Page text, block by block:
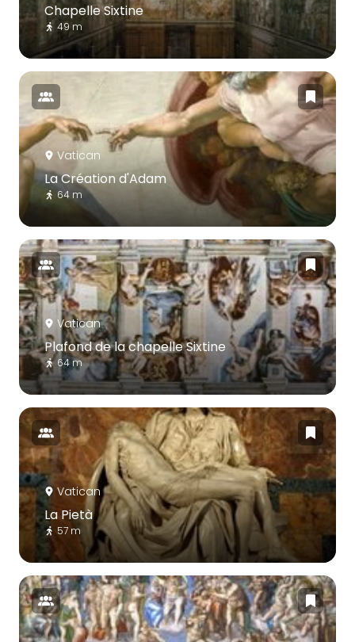
Chapelle Sixtine
49 m
Vatican
La Création d'Adam
64 m
Vatican
Plafond de la chapelle Sixtine
64 m
Vatican
La Pietà
57 m